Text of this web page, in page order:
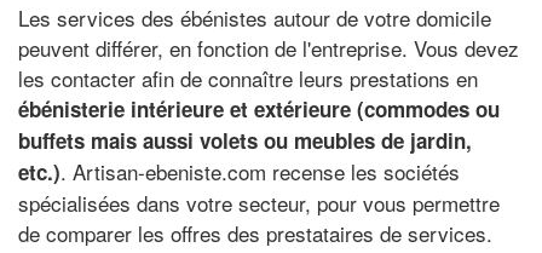
Les services des ébénistes autour de votre domicile
peuvent différer, en fonction de l'entreprise. Vous devez
les contacter afin de connaître leurs prestations en
ébénisterie intérieure et extérieure (commodes ou
buffets mais aussi volets ou meubles de jardin,
etc.). Artisan-ebeniste.com recense les sociétés
spécialisées dans votre secteur, pour vous permettre
de comparer les offres des prestataires de services.